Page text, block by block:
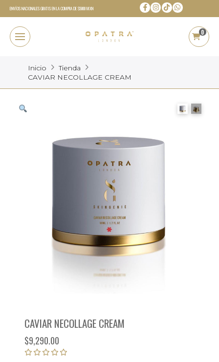
ENVÍOS NACIONALES GRATIS EN LA COMPRA DE $5000 MXN
0
Inicio
Tienda
CAVIAR NECOLLAGE CREAM
CAVIAR NECOLLAGE CREAM
$9,290.00